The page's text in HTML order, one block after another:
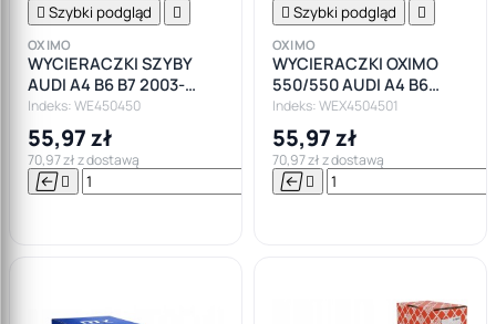
 Szybki podgląd 
OXIMO
WYCIERACZKI SZYBY
AUDI A4 B6 B7 2003-
2008 OXIMO
Indeks: WE450450
55,97 zł
70,97 zł z dostawą
  

 Szybki podgląd 
OXIMO
WYCIERACZKI OXIMO
550/550 AUDI A4 B6
2001-2003
Indeks: WEX4504501
55,97 zł
70,97 zł z dostawą
 